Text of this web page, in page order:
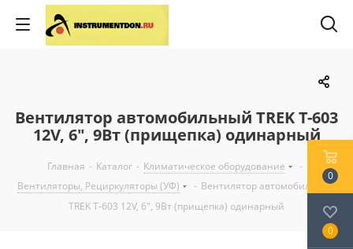
Вентилятор автомобильный TREK Т-603
12V, 6", 9Вт (прищепка) одинарный
Главная - Каталог - Климатическое оборудование
-
Вентиляторы, Рециркуляторы (УФ)
- Вентилятор автомобильный
TREK Т-603 12V, 6", 9Вт (прищепка) одинарный
0
0